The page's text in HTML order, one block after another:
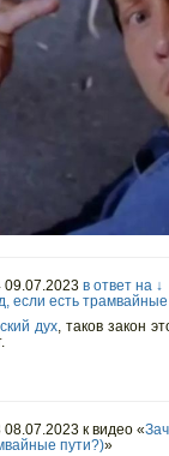
09.07.2023 в ответ на ↓
если есть
дух, таков закон
08.07.2023 к видео «
пути?)»